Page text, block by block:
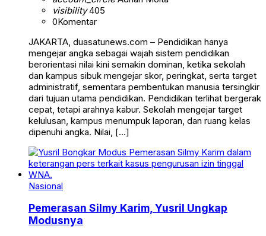
visibility405
0Komentar
JAKARTA, duasatunews.com – Pendidikan hanya
mengejar angka sebagai wajah sistem pendidikan
berorientasi nilai kini semakin dominan, ketika sekolah
dan kampus sibuk mengejar skor, peringkat, serta target
administratif, sementara pembentukan manusia tersingkir
dari tujuan utama pendidikan. Pendidikan terlihat bergerak
cepat, tetapi arahnya kabur. Sekolah mengejar target
kelulusan, kampus menumpuk laporan, dan ruang kelas
dipenuhi angka. Nilai, […]
Nasional
Pemerasan Silmy Karim, Yusril Ungkap
Modusnya